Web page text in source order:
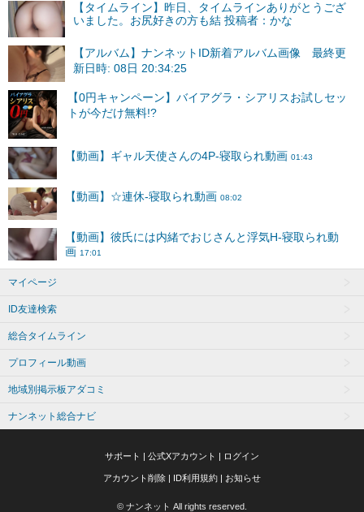
【タイムライン】昨日、タイムラインありがとうござ
いました。お尻好きの方も結 投稿者：かな
【アルバム】ナンネットID新着アルバム画像 最終更
新日時: 08日 20:34:25
マイページ
ID友達検索
総合タイムライン
プロフィール動画
地域別掲示板アダコミ
ナンネット総合ナビ
サポート | 公式Xアカウント | ログイン
アカウント削除 | ID利用規約 | お知らせ
© ナンネット All rights reserved.